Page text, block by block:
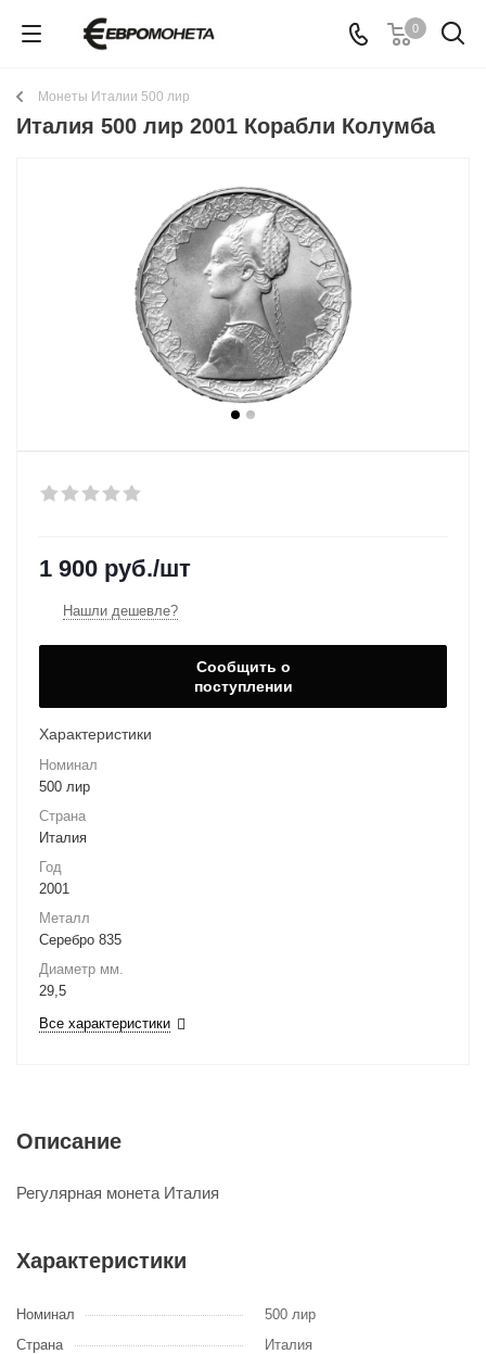
0
Монеты Италии 500 лир
Италия 500 лир 2001 Корабли Колумба
1 900 руб./шт
Нашли дешевле?
Сообщить о
поступлении
Характеристики
Номинал
500 лир
Страна
Италия
Год
2001
Металл
Серебро 835
Диаметр мм.
29,5
Все характеристики
Описание
Регулярная монета Италия
Характеристики
Номинал
500 лир
Страна
Италия